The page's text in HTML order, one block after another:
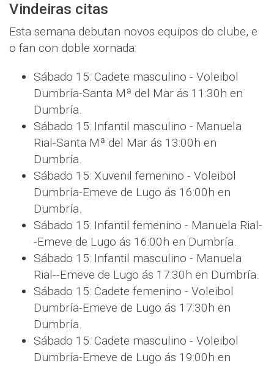
Vindeiras citas
Esta semana debutan novos equipos do clube, e
o fan con doble xornada:
Sábado 15: Cadete masculino - Voleibol
Dumbría-Santa Mª del Mar ás 11:30h en
Dumbría.
Sábado 15: Infantil masculino - Manuela
Rial-Santa Mª del Mar ás 13:00h en
Dumbría.
Sábado 15: Xuvenil femenino - Voleibol
Dumbría-Emeve de Lugo ás 16:00h en
Dumbría.
Sábado 15: Infantil femenino - Manuela Rial-
-Emeve de Lugo ás 16:00h en Dumbría.
Sábado 15: Infantil masculino - Manuela
Rial--Emeve de Lugo ás 17:30h en Dumbría.
Sábado 15: Cadete femenino - Voleibol
Dumbría-Emeve de Lugo ás 17:30h en
Dumbría.
Sábado 15: Cadete masculino - Voleibol
Dumbría-Emeve de Lugo ás 19:00h en